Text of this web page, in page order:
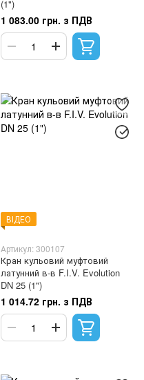
(1")
1 083.00 грн. з ПДВ
ВІДЕО
Артикул: 300107
Кран кульовий муфтовий
латунний в-в F.I.V. Evolution
DN 25 (1")
1 014.72 грн. з ПДВ